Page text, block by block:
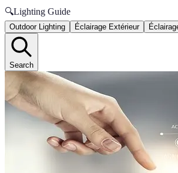
🔍Lighting Guide
Outdoor Lighting Éclairage Extérieur
Search